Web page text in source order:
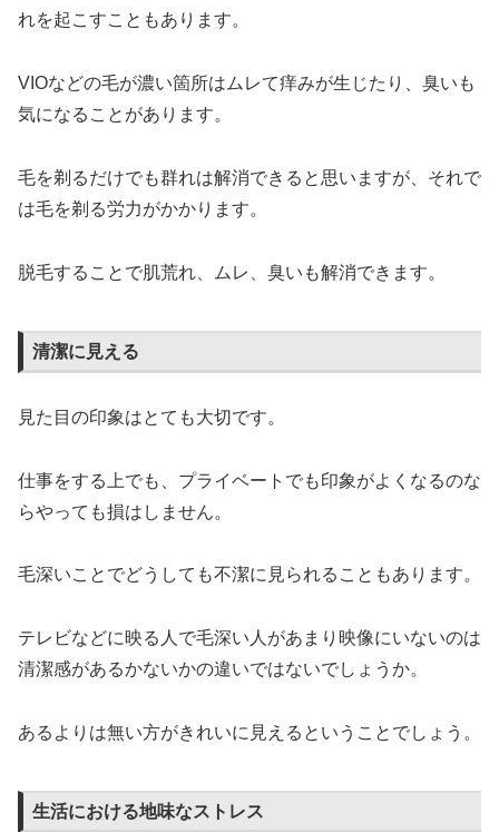
れを起こすこともあります。
VIOなどの毛が濃い箇所はムレて痒みが生じたり、臭いも
気になることがあります。
毛を剃るだけでも群れは解消できると思いますが、それで
は毛を剃る労力がかかります。
脱毛することで肌荒れ、ムレ、臭いも解消できます。
清潔に見える
見た目の印象はとても大切です。
仕事をする上でも、プライベートでも印象がよくなるのな
らやっても損はしません。
毛深いことでどうしても不潔に見られることもあります。
テレビなどに映る人で毛深い人があまり映像にいないのは
清潔感があるかないかの違いではないでしょうか。
あるよりは無い方がきれいに見えるということでしょう。
生活における地味なストレス